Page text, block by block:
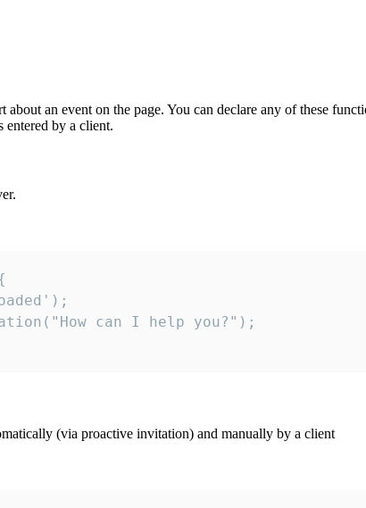
an event on the page. You can declare any of these
entered by a client.
can I help you?");
(via proactive invitation) and manually by a client